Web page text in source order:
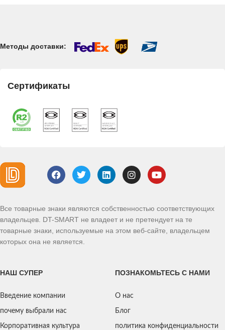
Методы доставки:
Сертификаты
Все товарные знаки являются собственностью соответствующих
владельцев. DT-SMART не владеет и не претендует на те
товарные знаки, используемые на этом веб-сайте, владельцем
которых она не является.
НАШ СУПЕР
Введение компании
почему выбрали нас
Корпоративная культура
ПОЗНАКОМЬТЕСЬ С НАМИ
О нас
Блог
политика конфиденциальности